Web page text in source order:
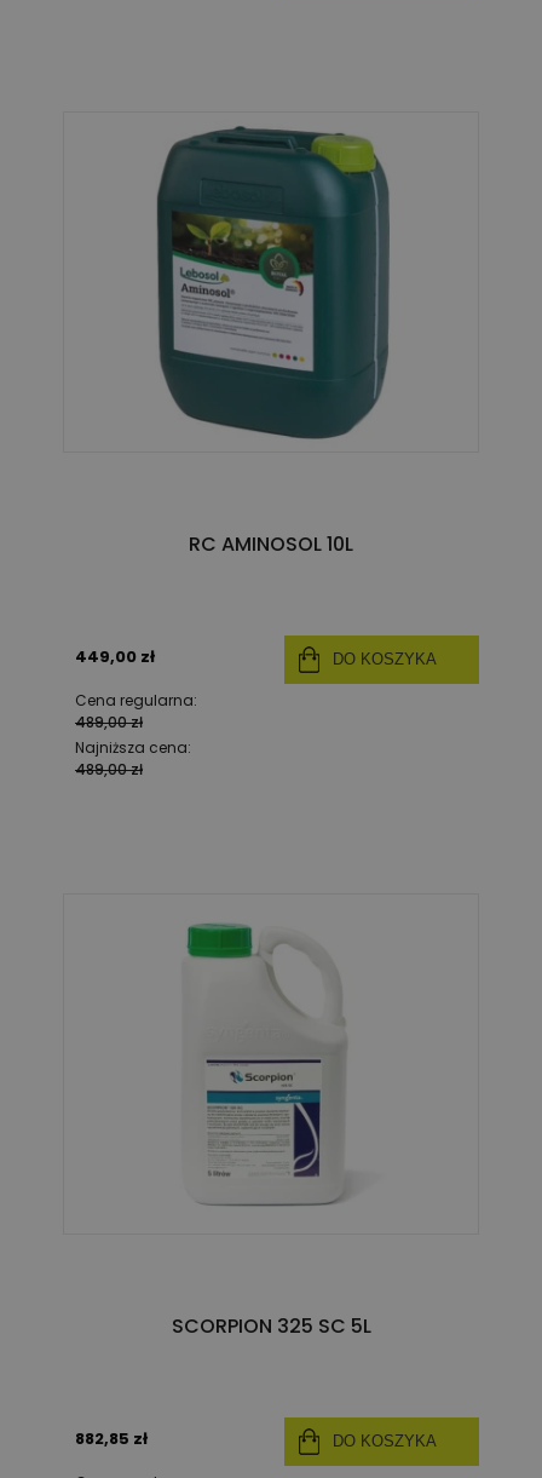
RC AMINOSOL 10L
449,00 zł
Cena regularna:
489,00 zł
Najniższa cena:
489,00 zł
DO KOSZYKA
SCORPION 325 SC 5L
882,85 zł DO KOSZYKA